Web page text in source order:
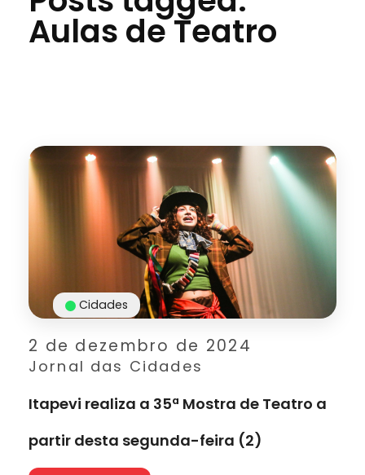
Aulas de Teatro
2 de dezembro de 2024
Jornal das Cidades
Cidades
Itapevi realiza a 35ª Mostra de Teatro a
partir desta segunda-feira (2)